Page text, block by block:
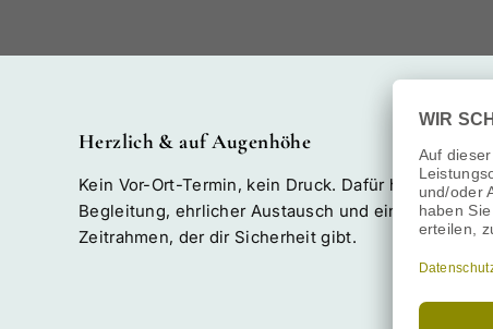
Herzlich & auf Augenhöhe
Kein Vor-Ort-Termin, kein Druck. Dafür herzliche
Begleitung, ehrlicher Austausch und ein klarer